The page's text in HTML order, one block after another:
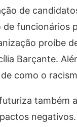
de
de
proíbe
Barçante.
como o
também